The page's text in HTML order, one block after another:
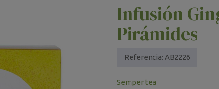
Accesorios Creperas y Gofreras
Fermentadores y Cocedores
Fundidores Chocolate
Infusión
Pirámides
Referencia: AB2226
Semper tea